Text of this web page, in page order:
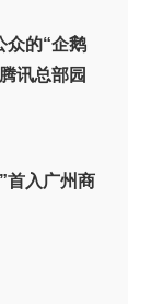
众的“企鹅
讯总部园
首入广州商